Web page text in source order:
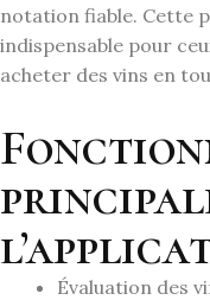
notation fiable. Cette
indispensable pour
acheter des vins en
Évaluation des